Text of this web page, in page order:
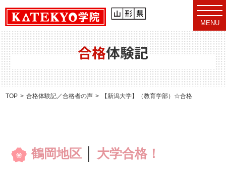
t
o
g
g
l
e
n
v
i
g
MENU
合格体験記
TOP 合格体験記／合格者の声 【新潟大学】（教育学部）☆合格☆2026年春
鶴岡地区 大学合格！